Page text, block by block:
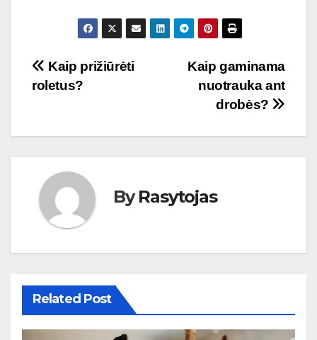
Navigacija
įrašų
Kaip gaminama
nuotrauka ant
drobės?
Kaip prižiūrėti
roletus?
ByRasytojas
Related Post